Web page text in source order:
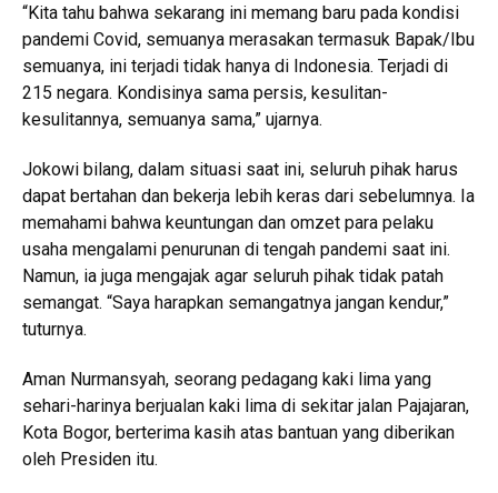
“Kita tahu bahwa sekarang ini memang baru pada kondisi
pandemi Covid, semuanya merasakan termasuk Bapak/Ibu
semuanya, ini terjadi tidak hanya di Indonesia. Terjadi di
215 negara. Kondisinya sama persis, kesulitan-
kesulitannya, semuanya sama,” ujarnya.
Jokowi bilang, dalam situasi saat ini, seluruh pihak harus
dapat bertahan dan bekerja lebih keras dari sebelumnya. Ia
memahami bahwa keuntungan dan omzet para pelaku
usaha mengalami penurunan di tengah pandemi saat ini.
Namun, ia juga mengajak agar seluruh pihak tidak patah
semangat. “Saya harapkan semangatnya jangan kendur,”
tuturnya.
Aman Nurmansyah, seorang pedagang kaki lima yang
sehari-harinya berjualan kaki lima di sekitar jalan Pajajaran,
Kota Bogor, berterima kasih atas bantuan yang diberikan
oleh Presiden itu.